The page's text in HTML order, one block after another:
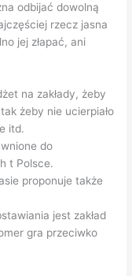
odbijać dowolną
rzecz jasna
jej złapać, ani
na zakłady, żeby
żeby nie ucierpiało
itd.
do
t Polsce.
proponuje także
jest zakład
gra przeciwko